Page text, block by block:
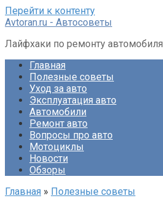
Перейти к контенту
Avtoran.ru - Автосоветы
Лайфхаки по ремонту автомобиля
Главная
Полезные советы
Уход за авто
Эксплуатация авто
Автомобили
Ремонт авто
Вопросы про авто
Мотоциклы
Новости
Обзоры
Главная » Полезные советы